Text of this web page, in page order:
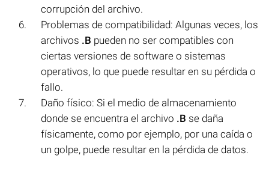
corrupción del archivo.
Problemas de compatibilidad: Algunas veces, los
archivos .B pueden no ser compatibles con
ciertas versiones de software o sistemas
operativos, lo que puede resultar en su pérdida o
fallo.
Daño físico: Si el medio de almacenamiento
donde se encuentra el archivo .B se daña
físicamente, como por ejemplo, por una caída o
un golpe, puede resultar en la pérdida de datos.